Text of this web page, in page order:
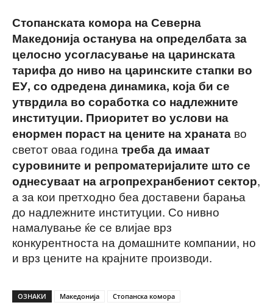
Стопанската комора на Северна
Македонија останува на определбата за
целосно усогласување на царинската
тарифа до ниво на царинските стапки во
ЕУ, со одредена динамика, која би се
утврдила во соработка со надлежните
институции. Приоритет во услови на
енормен пораст на цените на храната во
светот оваа година требада имаат
суровините и репроматеријалите што се
однесуваат на агропрехранбениот сектор,
а за кои претходно беа доставени барања
до надлежните институции. Со нивно
намалување ќе се влијае врз
конкурентноста на домашните компании, но
и врз цените на крајните производи.
ОЗНАКИ Македонија Стопанска комора